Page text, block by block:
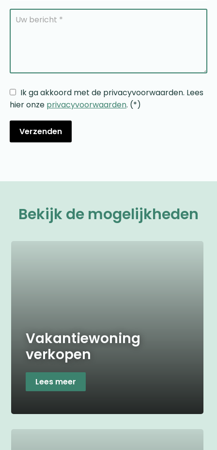
Ik ga akkoord met de privacyvoorwaarden. Lees
hier onze privacyvoorwaarden. (*)
Bekijk de mogelijkheden
Vakantiewoning
verkopen
Lees meer